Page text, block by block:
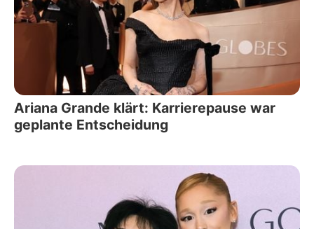
Ariana Grande klärt: Karrierepause war
geplante Entscheidung